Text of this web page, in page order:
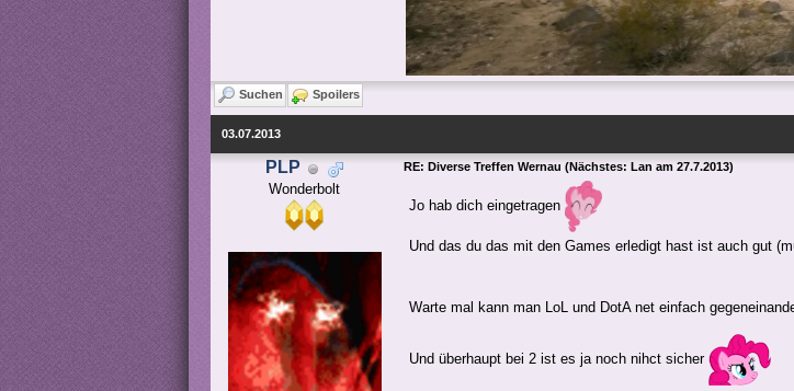
Suchen Spoilers
03.07.2013
PLP
Wonderbolt
RE: Diverse Treffen Wernau (Nächstes: Lan am 27.7.2013)
Jo hab dich eingetragen
Und das du das mit den Games erledigt hast ist auch gut
Warte mal kann man LoL und DotA net einfach
Und überhaupt bei 2 ist es ja noch nihct sicher